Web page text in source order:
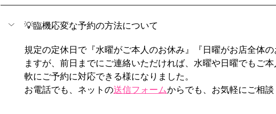
💡臨機応変な予約の方法について
規定の定休日で『水曜がご本人のお休み』『日曜がお店全体
ますが、前日までにご連絡いただければ、水曜や日曜でもご
軟にご予約に対応できる様になりました。
お電話でも、ネットの送信フォームからでも、お気軽にご相談